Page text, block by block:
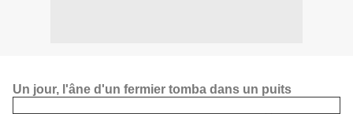
Un jour, l'âne d'un fermier tomba dans un puits